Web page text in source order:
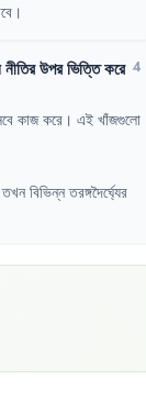
।
নীতিরউপরভিত্তিকরে 4
কাজ করে । এই খাঁজগুলো
তখন বিভিন্ন তরঙ্গদৈর্ঘ্যের